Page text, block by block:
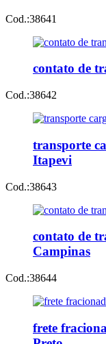
Cod.:38641
contato de
Cod.:38642
transporte
Itapevi
Cod.:38643
contato de
Campinas
Cod.:38644
frete